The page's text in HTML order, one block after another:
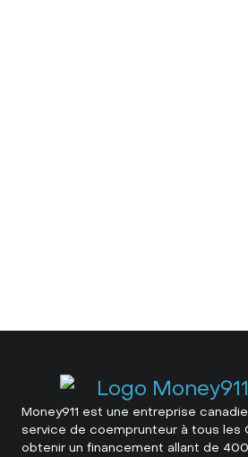
Money911 est une entreprise
service de coemprunteur à tous les
obtenir un financement allant de